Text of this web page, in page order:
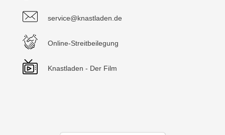
service@knastladen.de
Online-Streitbeilegung
Knastladen - Der Film